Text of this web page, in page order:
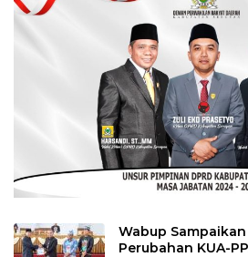
Wabup
Perubahan KUA-